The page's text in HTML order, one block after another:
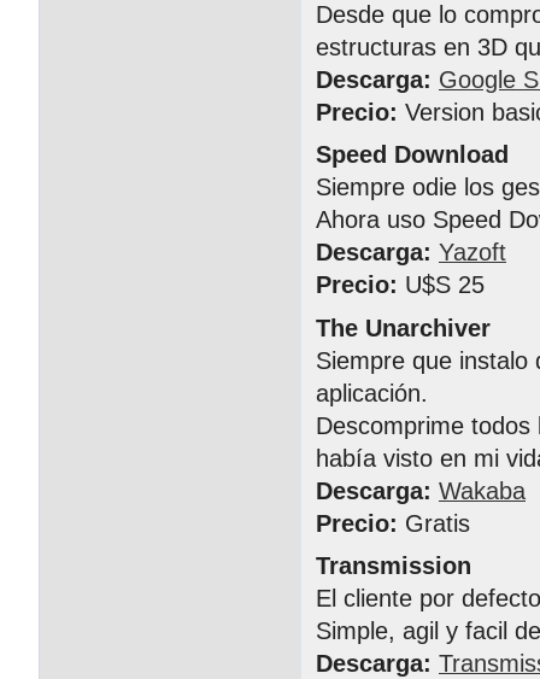
Desde que lo
estructuras en 3D
Descarga: Google
Precio: Version
Speed Download
Siempre odie los
Ahora uso Speed
Descarga: Yazoft
Precio: U$S 25
The Unarchiver
Siempre que instalo
aplicación.
Descomprime
había visto en mi
Descarga: Wakaba
Precio: Gratis
Transmission
El cliente por
Simple, agil y facil
Descarga: